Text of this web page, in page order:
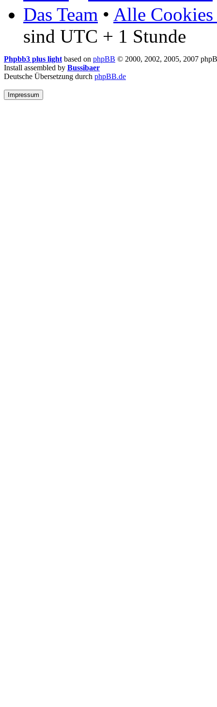
Das Team • Alle Cookies
sind UTC + 1 Stunde
Phpbb3 plus light based on phpBB © 2000, 2002, 2005, 2007
Install assembled by Bussibaer
Deutsche Übersetzung durch phpBB.de